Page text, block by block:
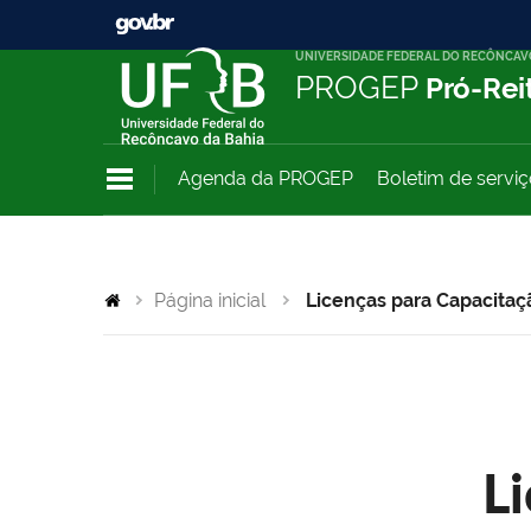
UNIVERSIDADE FEDERAL DO
PROGEP Pró-
Agenda da PROGEP Boletim de
Página inicial Licenças para